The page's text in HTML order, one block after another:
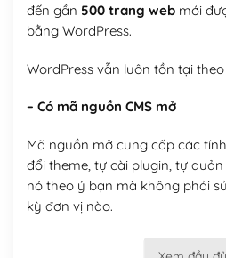
đến gần 500 trang webmới
bằng WordPress.
WordPress vẫn luôn tồn tại
– Có mã nguồn CMS mở
Mã nguồn mở cung cấp các
đổi theme, tự cài plugin, tự
nó theo ý bạn mà không phải
kỳ đơn vị nào.